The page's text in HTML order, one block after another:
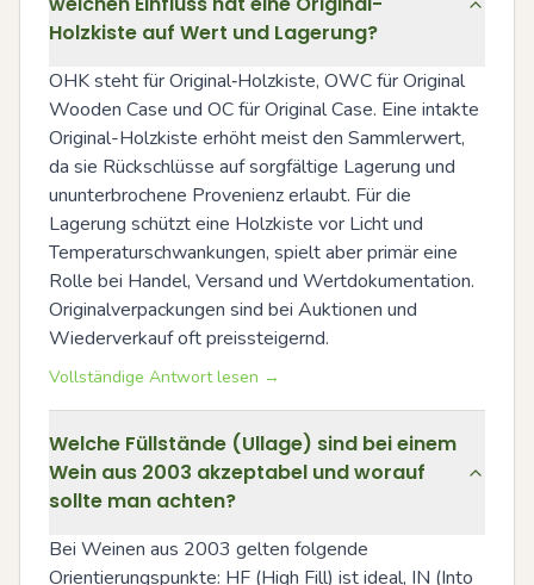
Holzkiste auf Wert und Lagerung?
OHK steht für Original‑Holzkiste, OWC für Original
Wooden Case und OC für Original Case. Eine intakte
Original-Holzkiste erhöht meist den Sammlerwert,
da sie Rückschlüsse auf sorgfältige Lagerung und
ununterbrochene Provenienz erlaubt. Für die
Lagerung schützt eine Holzkiste vor Licht und
Temperaturschwankungen, spielt aber primär eine
Rolle bei Handel, Versand und Wertdokumentation.
Originalverpackungen sind bei Auktionen und
Wiederverkauf oft preissteigernd.
Vollständige Antwort lesen →
Welche Füllstände (Ullage) sind bei einem
Wein aus 2003 akzeptabel und worauf
sollte man achten?
Bei Weinen aus 2003 gelten folgende
Orientierungspunkte: HF (High Fill) ist ideal, IN (Into